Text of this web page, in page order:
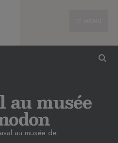
au musée
au musée de